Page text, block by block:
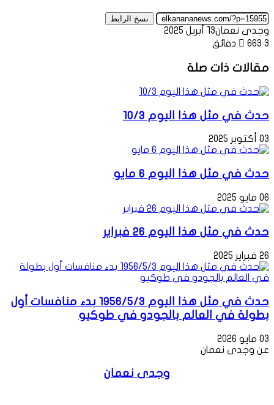
نسخ الرابط
وجدى نعمان13 أبريل 2025
663 3 دقائق
مقالات ذات صلة
حدث في مثل هذا اليوم 10/3
03 أكتوبر 2025
حدث في مثل هذا اليوم 6 مايو
06 مايو 2025
حدث في مثل هذا اليوم 26 فبراير
26 فبراير 2025
حدث في مثل هذا اليوم 1956/5/3 بدء منافسات أول
بطولة في العالم بالجودو في طوكيو
03 مايو 2026
عن وجدى نعمان
وجدى نعمان